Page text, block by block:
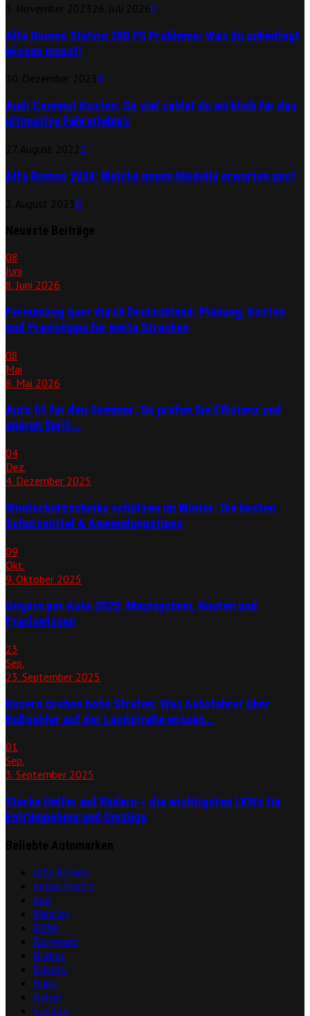
0
Alfa Romeo Stelvio 280 PS Probleme: Was du unbedingt
wissen musst!
0
Audi Connect Kosten: So viel zahlst du wirklich für das
ultimative Fahrerlebnis
0
Alfa Romeo 2024: Welche neuen Modelle erwarten uns?
0
08
Juni
8. Juni 2026
Fernumzug quer durch Deutschland: Planung, Kosten
und Praxistipps für weite Strecken
08
Mai
8. Mai 2026
Auto fit für den Sommer: So prüfen Sie Effizienz und
sparen Sprit...
04
Dez.
4. Dezember 2025
Windschutzscheibe schützen im Winter: Die besten
Schutzmittel & Anwendungstipps
09
Okt.
9. Oktober 2025
Ungarn per Auto 2025: Mautsystem, Routen und
Praxiswissen
23
Sep.
23. September 2025
Rasern drohen hohe Strafen: Was Autofahrer über
Bußgelder auf der Landstraße wissen...
01
Sep.
3. September 2025
Starke Helfer auf Rädern – die wichtigsten LKWs für
Entrümpelung und Umzüge
Alfa Romeo
Aston Martin
Audi
Bentley
BMW
Borgward
Brabus
Bugatti
Buick
Byton
Cadillac